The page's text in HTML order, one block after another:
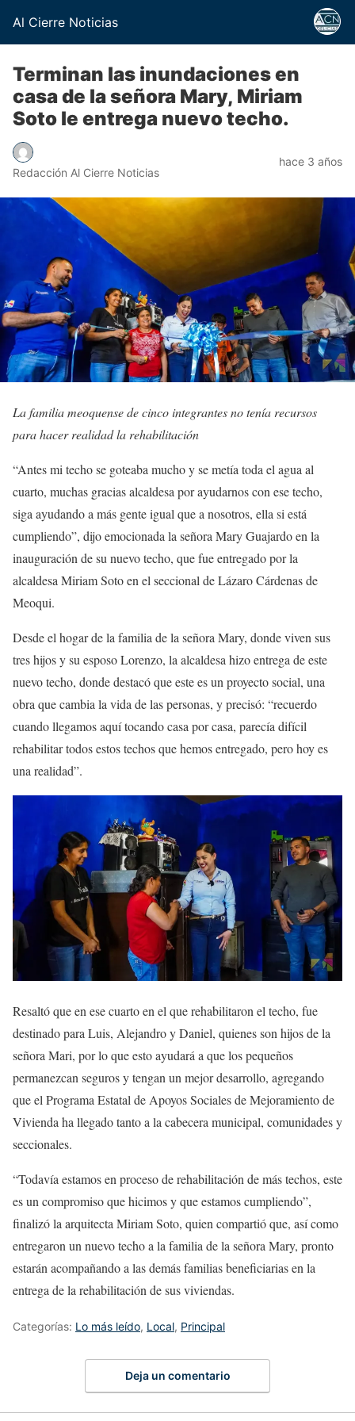
Al Cierre Noticias
Terminan las inundaciones en
casa de la señora Mary, Miriam
Soto le entrega nuevo techo.
Redacción Al Cierre Noticias
hace 3 años
La familia meoquense de cinco integrantes no tenía recursos
para hacer realidad la rehabilitación
“Antes mi techo se goteaba mucho y se metía toda el agua al
cuarto, muchas gracias alcaldesa por ayudarnos con ese techo,
siga ayudando a más gente igual que a nosotros, ella si está
cumpliendo”, dijo emocionada la señora Mary Guajardo en la
inauguración de su nuevo techo, que fue entregado por la
alcaldesa Miriam Soto en el seccional de Lázaro Cárdenas de
Meoqui.
Desde el hogar de la familia de la señora Mary, donde viven sus
tres hijos y su esposo Lorenzo, la alcaldesa hizo entrega de este
nuevo techo, donde destacó que este es un proyecto social, una
obra que cambia la vida de las personas, y precisó: “recuerdo
cuando llegamos aquí tocando casa por casa, parecía difícil
rehabilitar todos estos techos que hemos entregado, pero hoy es
una realidad”.
Resaltó que en ese cuarto en el que rehabilitaron el techo, fue
destinado para Luis, Alejandro y Daniel, quienes son hijos de la
señora Mari, por lo que esto ayudará a que los pequeños
permanezcan seguros y tengan un mejor desarrollo, agregando
que el Programa Estatal de Apoyos Sociales de Mejoramiento de
Vivienda ha llegado tanto a la cabecera municipal, comunidades y
seccionales.
“Todavía estamos en proceso de rehabilitación de más techos, este
es un compromiso que hicimos y que estamos cumpliendo”,
finalizó la arquitecta Miriam Soto, quien compartió que, así como
entregaron un nuevo techo a la familia de la señora Mary, pronto
estarán acompañando a las demás familias beneficiarias en la
entrega de la rehabilitación de sus viviendas.
Categorías: Lo más leído, Local, Principal
Deja un comentario